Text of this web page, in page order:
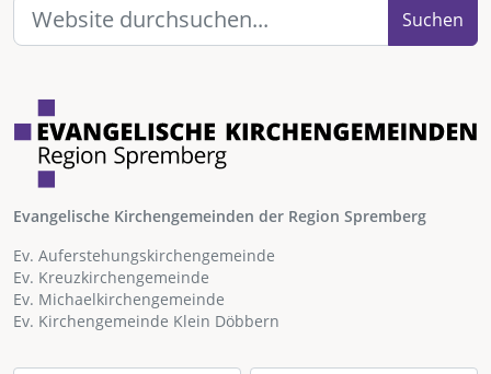
Suchen
Evangelische Kirchengemeinden der Region Spremberg
Ev. Auferstehungskirchengemeinde
Ev. Kreuzkirchengemeinde
Ev. Michaelkirchengemeinde
Ev. Kirchengemeinde Klein Döbbern